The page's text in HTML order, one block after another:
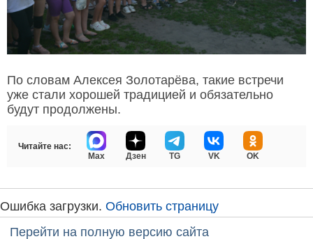
По словам Алексея Золотарёва, такие встречи
уже стали хорошей традицией и обязательно
будут продолжены.
Читайте нас:
Max
Дзен TG VK OK
Ошибка загрузки. Обновить страницу
Перейти на полную версию сайта